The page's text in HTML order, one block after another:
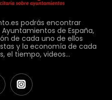
podrás encontrar
de España,
de cada uno de ellos
y la economía de cada
el tiempo, videos...